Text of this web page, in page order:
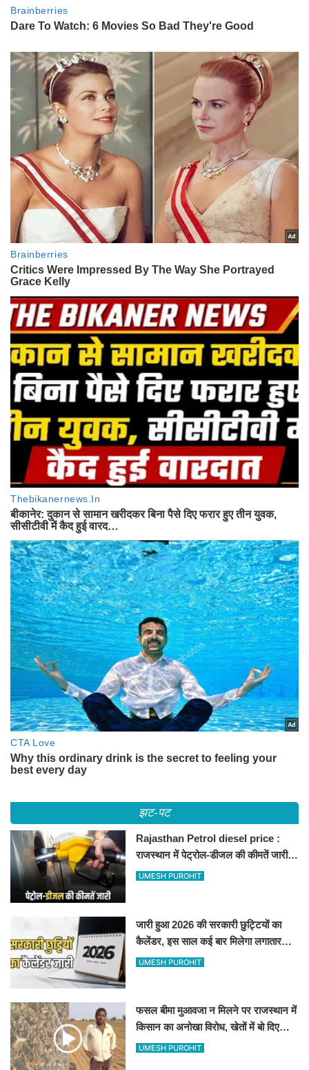
झट-पट
Rajasthan Petrol diesel price :
राजस्थान में पेट्रोल-डीजल की कीमतें जारी,
जानिए बीकानेर समेत पुरे प्रदेश में नए रेट
UMESH PUROHIT
जारी हुआ 2026 की सरकारी छुट्टियों का
कैलेंडर, इस साल कई बार मिलेगा लगातार
अवकाश, देखें
UMESH PUROHIT
फसल बीमा मुआवजा न मिलने पर राजस्थान में
किसान का अनोखा विरोध, खेतों में बो दिए
500-500 रुपए के नोट, वीडियो वायरल
UMESH PUROHIT